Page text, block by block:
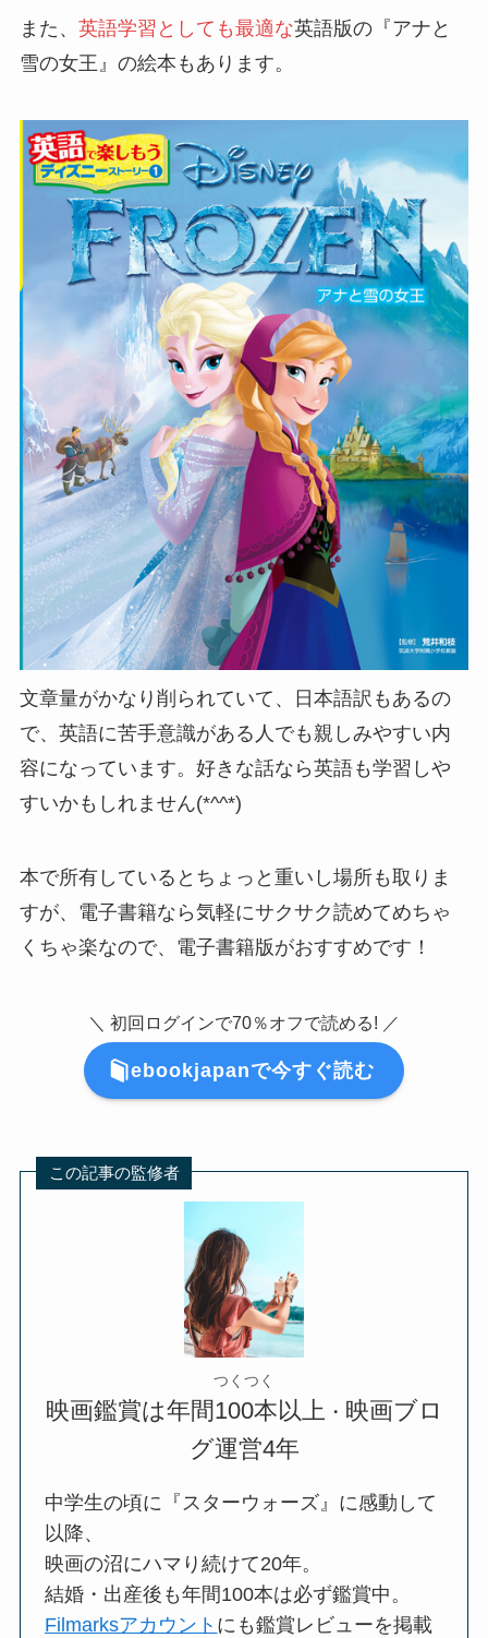
また、 英語学習としても最適な英語版の『アナと
雪の女王』の絵本もあります。
文章量がかなり削られていて、日本語訳もあるの
で、英語に苦手意識がある人でも親しみやすい内
容になっています。好きな話なら英語も学習しや
すいかもしれません(*^^*)
本で所有しているとちょっと重いし場所も取りま
すが、電子書籍なら気軽にサクサク読めてめちゃ
くちゃ楽なので、電子書籍版がおすすめです！
＼ 初回ログインで70％オフで読める! ／
ebookjapanで今すぐ読む
この記事の監修者
つくつく
映画鑑賞は年間100本以上 ・ 映画ブロ
グ運営4年
中学生の頃に『スターウォーズ』に感動して
以降、
映画の沼にハマり続けて20年。
結婚・出産後も年間100本は必ず鑑賞中。
Filmarksアカウント にも鑑賞レビューを掲載